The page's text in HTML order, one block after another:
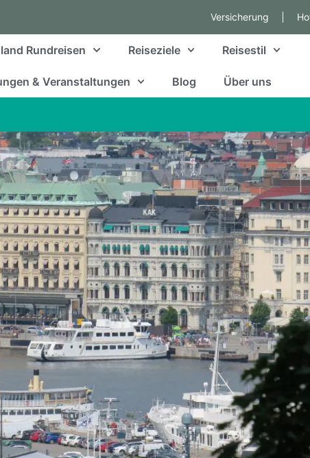
Versicherung
Rundreisen Reiseziele Reisestil
& Veranstaltungen Blog Über uns